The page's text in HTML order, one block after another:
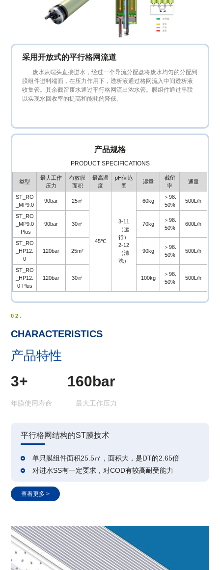
采用开放式的平行格网流道
废水从端头直接进水，经过一个导流分配盘将废水均匀的分配到
膜组件进料端面，在压力作用下，透析液通过格网流入中间透析液
收集管。其余截留废水通过平行格网流出浓水管。膜组件通过串联
以实现水回收率的提高和能耗的降低。
产品规格
PRODUCT SPECIFICATIONS
类型
最大工作
压力
有效膜
面积
最高温
度
pH值范
围
湿重
截留
率
通量
ST_RO
_MP9.0
90bar 25㎡
45℃
3-11
（运
行）
2-12
（清
洗）
60kg
＞98.
50%
500L/h
ST_RO
_MP9.0
-Plus
90bar 30㎡ 70kg
＞98.
50%
600L/h
ST_RO
_HP12.
0
120bar 25m² 90kg
＞98.
50%
500L/h
ST_RO
_HP12.
0-Plus
120bar 30㎡ 100kg
＞98.
50%
500L/h
02.
CHARACTERISTICS
产品特性
3+ 160bar
年膜使用寿命 最大工作压力
平行格网结构的ST膜技术
单只膜组件面积25.5㎡，面积大，是DT的2.65倍
对进水SS有一定要求，对COD有较高耐受能力
查看更多 >